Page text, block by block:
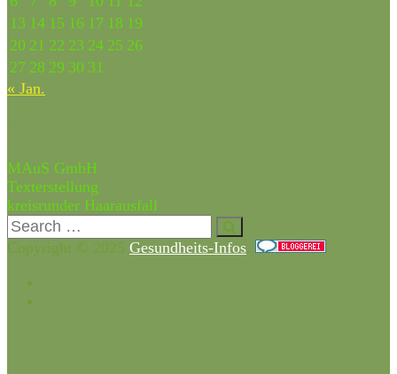
13 14 15 16 17 18 19
20 21 22 23 24 25 26
27 28 29 30 31
« Jan.
MAuS GmbH
Texterstellung
kreisrunder Haarausfall
Copyright © 2025 Gesundheits-Infos.